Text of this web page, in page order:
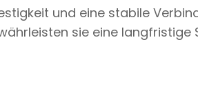
und eine stabile
sie eine langfristige